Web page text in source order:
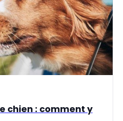
chien : comment y